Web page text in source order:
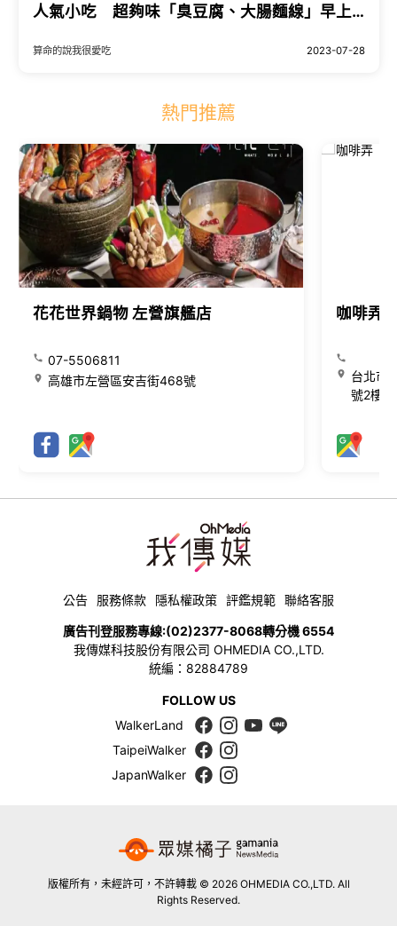
人氣小吃 超夠味「臭豆腐、大腸麵線」早上
算命的說我很愛吃 2023-07-28
熱門推薦
花花世界鍋物 左營旗艦店
07-5506811
高雄市左營區安吉街468號
咖啡弄
台北市
號2樓
公告 服務條款 隱私權政策 評鑑規範 聯絡客服
廣告刊登服務專線:(02)2377-8068轉分機 6554
我傳媒科技股份有限公司 OHMEDIA CO.,LTD.
統編：82884789
FOLLOW US
WalkerLand
TaipeiWalker
JapanWalker
版權所有，未經許可，不許轉載 © 2026 OHMEDIA CO.,LTD. All
Rights Reserved.